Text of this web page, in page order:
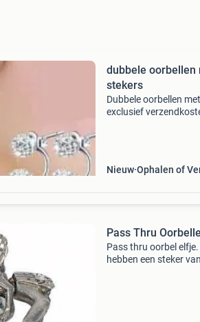
dubbele
stekers
Dubbele oorbellen
exclusief
Nieuw Ophalen of
Pass Thru
Pass thru oorbel
hebben een steker